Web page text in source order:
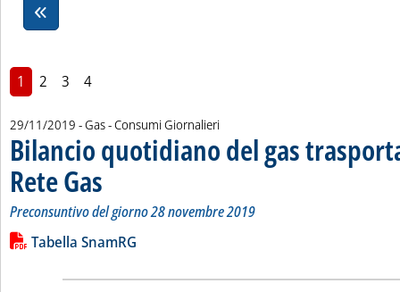
1 2 3 4
29/11/2019 - Gas - Consumi Giornalieri
Bilancio quotidiano del gas
Rete Gas . Sottotitolo: Preconsuntivo del giorno 28 novembre 2019
. Pubblicata venerdì 29 novembre 2019 alle 12.10.
Preconsuntivo del giorno 28 novembre 2019
Leggi tutta la notizia: 'Bilancio quotidiano del gas
Lista allegati PDF alla notizia
Tabella SnamRG